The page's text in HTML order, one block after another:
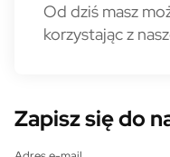
Od dziś masz
korzystając z
Zapisz się do